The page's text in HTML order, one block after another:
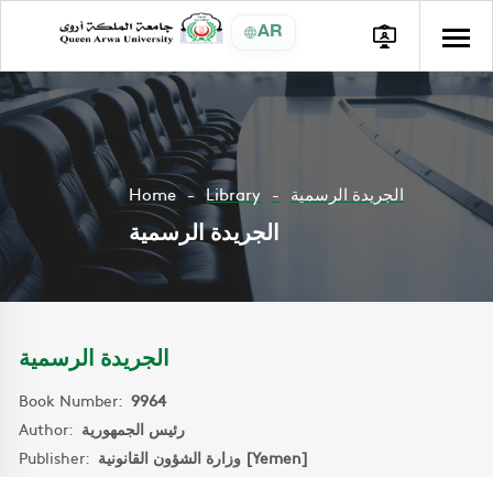
AR
Home Library الجريدة الرسمية
الجريدة الرسمية
الجريدة الرسمية
Book Number: 9964
Author: رئيس الجمهورية
Publisher:
وزارة الشؤون القانونية [Yemen]